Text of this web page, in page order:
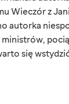
Wieczór z
autorka
się